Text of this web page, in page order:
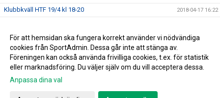
Klubbkväll HTF 19/4 kl 18-20 2018-04-17 16:22
HTF fotbollsskola 2016-04-15 20:05
Fotbollsövningar för tränare 2015-05-05 19:12
Gå till Webbversion
För att hemsidan ska fungera korrekt använder vi nödvändiga
cookies från SportAdmin. Dessa går inte att stänga av.
Föreningen kan också använda frivilliga cookies, t.ex. för statistik
eller marknadsföring. Du väljer själv om du vill acceptera dessa.
Anpassa dina val